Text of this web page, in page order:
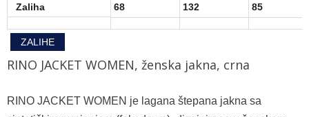
Zaliha
68 132 85
ZALIHE
RINO JACKET WOMEN, ženska jakna, crna
RINO JACKET WOMEN je lagana štepana jakna sa